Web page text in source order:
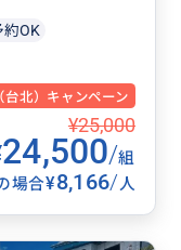
約OK
台北）キャンペーン
¥25,000
24,500/組
場合¥8,166/人